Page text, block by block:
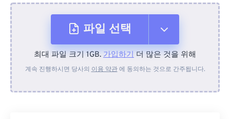
파일 선택
장치에서
최대 파일 크기 1GB. 가입하기 더 많은 것을 위해
계속 진행하시면 당사의 이용 약관에 동의하는 것으로 간주됩니다.